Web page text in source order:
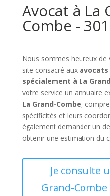
Avocat à La
Combe -
Nous sommes heureux de
site consacré aux avocats
spécialement à La
votre service un annuaire
La Grand-Combe,
spécificités et leurs
également demander un
obtenir une estimation du
Je consulte
Grand-